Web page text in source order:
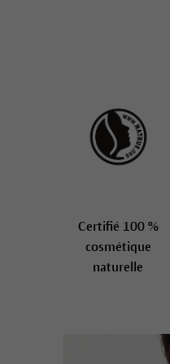
Certifié 100 %
cosmétique
naturelle